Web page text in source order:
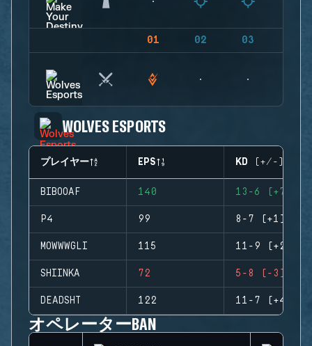
01 02 03
WOLVES ESPORTS
プレイヤー EPS KD (+/-)
BIBOOAF 140 13-6 (+7)
P4 99 8-7 (+1)
MOWWWGLI 115 11-9 (+2)
SHIINKA 72 5-8 (-3)
DEADSHT 122 11-7 (+4)
オペレーターBAN